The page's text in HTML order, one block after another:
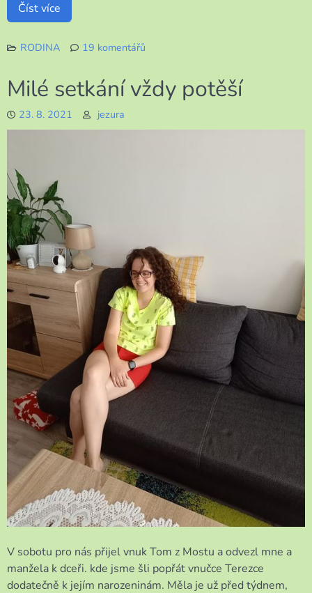
Číst více
RODINA
19 komentářů
s
názvem
Milé setkání vždy potěší
23. 8. 2021 jezura
V sobotu pro nás přijel vnuk Tom z Mostu a odvezl mne a
manžela k dceři. kde jsme šli popřát vnučce Terezce
dodatečně k jejím narozeninám. Měla je už před týdnem,